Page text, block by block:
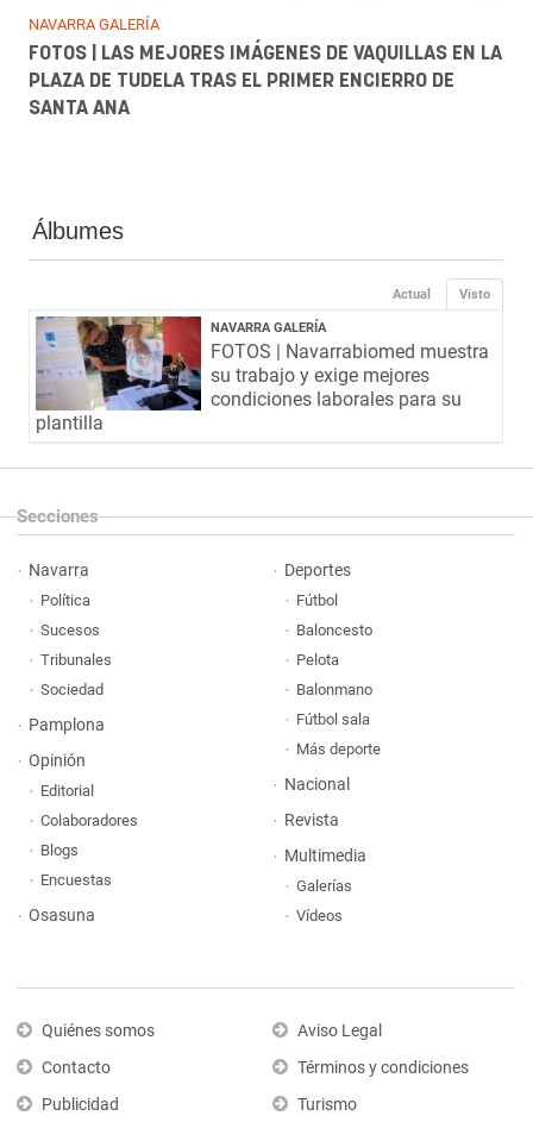
NAVARRA GALERÍA
FOTOS | LAS MEJORES IMÁGENES DE VAQUILLAS EN LA
PLAZA DE TUDELA TRAS EL PRIMER ENCIERRO DE
SANTA ANA
Álbumes
Visto
Actual
NAVARRA GALERÍA
FOTOS | Navarrabiomed muestra
su trabajo y exige mejores
condiciones laborales para su
plantilla
Secciones
Navarra
Política
Sucesos
Tribunales
Sociedad
Pamplona
Opinión
Editorial
Colaboradores
Blogs
Encuestas
Osasuna
Deportes
Fútbol
Baloncesto
Pelota
Balonmano
Fútbol sala
Más deporte
Nacional
Revista
Multimedia
Galerías
Vídeos
Quiénes somos
Contacto
Publicidad
Aviso Legal
Términos y condiciones
Turismo